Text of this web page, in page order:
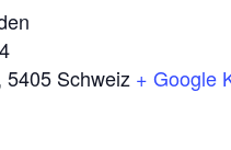
5405 Schweiz + Google